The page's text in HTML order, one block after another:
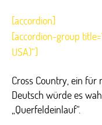
[accordion]
[accordion-group
USA)“]
Cross Country, ein
Deutsch würde es
„Querfeldeinlauf“.